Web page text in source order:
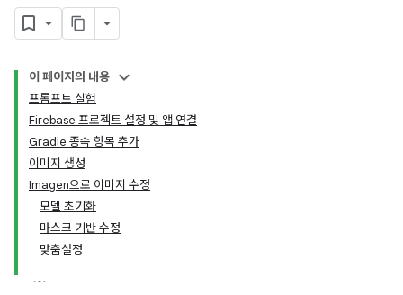
이 페이지의 내용
프롬프트 실험
Firebase 프로젝트 설정 및 앱 연결
Gradle 종속 항목 추가
이미지 생성
Imagen으로 이미지 수정
모델 초기화
마스크 기반 수정
맞춤설정